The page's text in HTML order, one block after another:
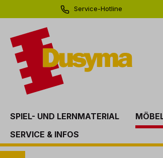
Zur Hauptnavigation springen
Service-Hotline
SPIEL- UND LERNMATERIAL
SERVICE & INFOS